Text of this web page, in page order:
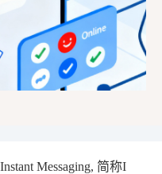
Messaging, 简称I